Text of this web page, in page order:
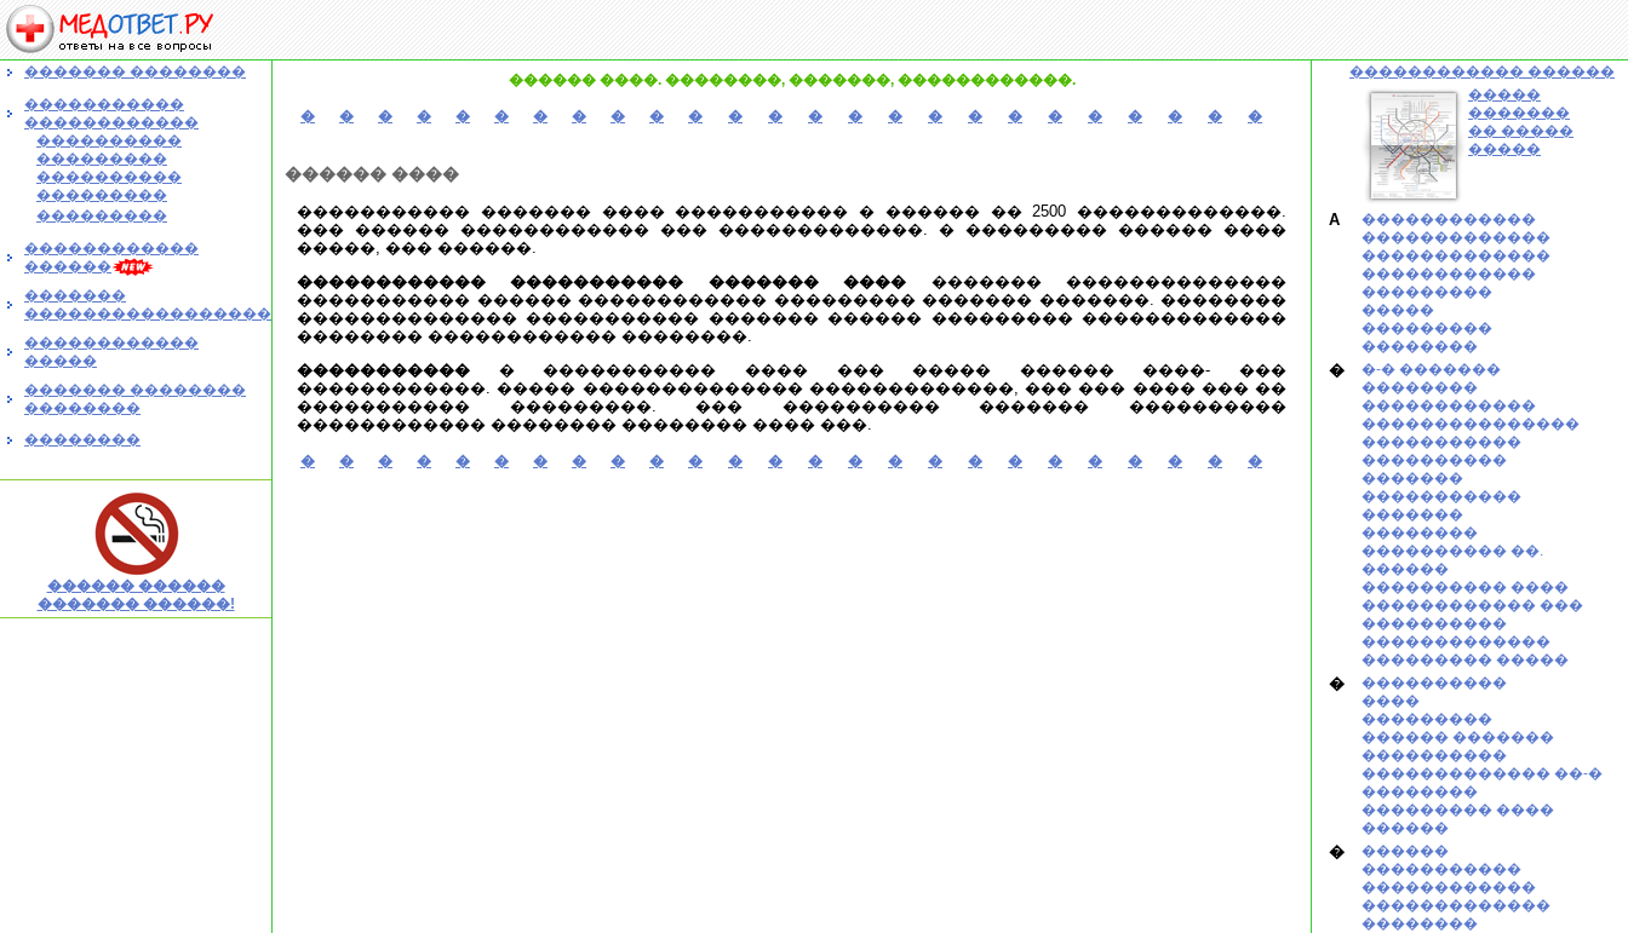
������� ��������
�����������
������������
����������
���������
����������
���������
���������
������������
������
�������
�����������������
������������
�����
������� ��������
��������
��������
������ ������
������� ������!
������ ����. ��������, �������, ������������.
� � � � � � � � � � � � � � � � � � � � � � � � �
������ ����
����������� ������� ���� ����������� � ������ �� 2500 �������������.
��� ������ ������������ ��� �������������. � ��������� ������ ����
�����, ��� ������.
������������ ����������� ������� ���� ������� ��������������
����������� ������ ������������ ��������� ������� �������. ��������
�������������� ����������� ������� ������ ��������� �������������
�������� ������������ ��������.
����������� � ����������� ���� ��� ����� ������ ����- ���
������������. ����� �������������� �������������, ��� ��� ���� ��� ��
����������� ���������. ��� ���������� ������� ����������
������������ �������� �������� ���� ���.
� � � � � � � � � � � � � � � � � � � � � � � � �
������������ ������
�����
�������
�� �����
�����
A
������������
�������������
�������������
������������
���������
�����
���������
��������
�
�-� �������
��������
������������
���������������
�����������
����������
�������
�����������
�������
��������
���������� ��.
������
���������� ����
������������ ���
����������
�������������
��������� �����
�
����������
����
���������
������ �������
����������
������������� ��-�
��������
��������� ����
������
�
������
�����������
������������
�������������
��������